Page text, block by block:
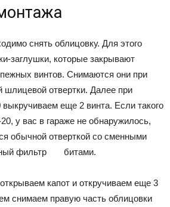
снять облицовку. Для этого
заглушки, которые закрывают
винтов. Снимаются они при
отвертки. Далее при
еще 2 винта. Если такого
у вас в гараже не обнаружилось,
обычной отверткой со сменными
битами.
капот и откручиваем еще 3
снимаем правую часть облицовки